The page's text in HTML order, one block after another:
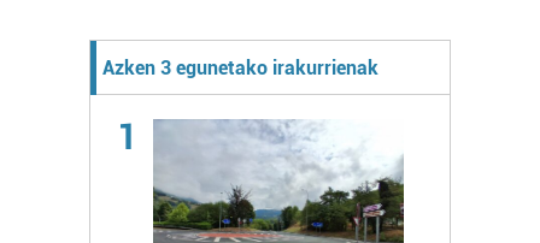
Azken 3 egunetako irakurrienak
1